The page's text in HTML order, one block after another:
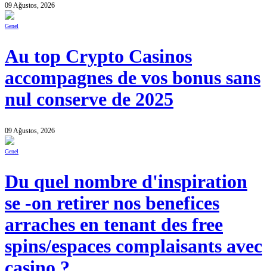
09 Ağustos, 2026
Genel
Au top Crypto Casinos
accompagnes de vos bonus sans
nul conserve de 2025
09 Ağustos, 2026
Genel
Du quel nombre d'inspiration
se -on retirer nos benefices
arraches en tenant des free
spins/espaces complaisants avec